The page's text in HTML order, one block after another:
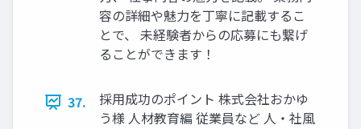
容の詳細や魅⼒を丁寧に記載するこ
とで、 未経験者からの応募にも繋げ
ることができます！
37.
採⽤成功のポイント 株式会社おかゆ
う様 ⼈材教育編 従業員など ⼈‧社⾵